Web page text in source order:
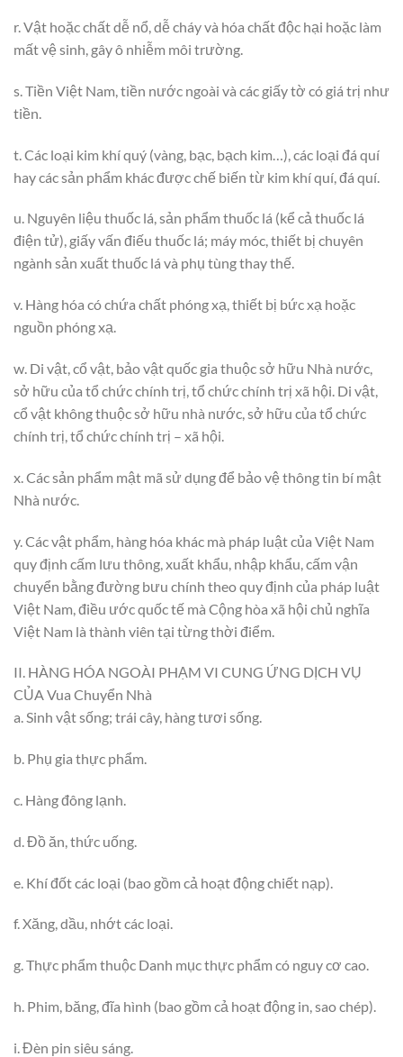
r. Vật hoặc chất dễ nổ, dễ cháy và hóa chất độc hại hoặc làm
mất vệ sinh, gây ô nhiễm môi trường.
s. Tiền Việt Nam, tiền nước ngoài và các giấy tờ có giá trị như
tiền.
t. Các loại kim khí quý (vàng, bạc, bạch kim…), các loại đá quí
hay các sản phẩm khác được chế biến từ kim khí quí, đá quí.
u. Nguyên liệu thuốc lá, sản phẩm thuốc lá (kể cả thuốc lá
điện tử), giấy vấn điếu thuốc lá; máy móc, thiết bị chuyên
ngành sản xuất thuốc lá và phụ tùng thay thế.
v. Hàng hóa có chứa chất phóng xạ, thiết bị bức xạ hoặc
nguồn phóng xạ.
w. Di vật, cổ vật, bảo vật quốc gia thuộc sở hữu Nhà nước,
sở hữu của tổ chức chính trị, tổ chức chính trị xã hội. Di vật,
cổ vật không thuộc sở hữu nhà nước, sở hữu của tổ chức
chính trị, tổ chức chính trị – xã hội.
x. Các sản phẩm mật mã sử dụng để bảo vệ thông tin bí mật
Nhà nước.
y. Các vật phẩm, hàng hóa khác mà pháp luật của Việt Nam
quy định cấm lưu thông, xuất khẩu, nhập khẩu, cấm vận
chuyển bằng đường bưu chính theo quy định của pháp luật
Việt Nam, điều ước quốc tế mà Cộng hòa xã hội chủ nghĩa
Việt Nam là thành viên tại từng thời điểm.
II. HÀNG HÓA NGOÀI PHẠM VI CUNG ỨNG DỊCH VỤ
CỦA Vua Chuyển Nhà
a. Sinh vật sống; trái cây, hàng tươi sống.
b. Phụ gia thực phẩm.
c. Hàng đông lạnh.
d. Đồ ăn, thức uống.
e. Khí đốt các loại (bao gồm cả hoạt động chiết nạp).
f. Xăng, dầu, nhớt các loại.
g. Thực phẩm thuộc Danh mục thực phẩm có nguy cơ cao.
h. Phim, băng, đĩa hình (bao gồm cả hoạt động in, sao chép).
i. Đèn pin siêu sáng.